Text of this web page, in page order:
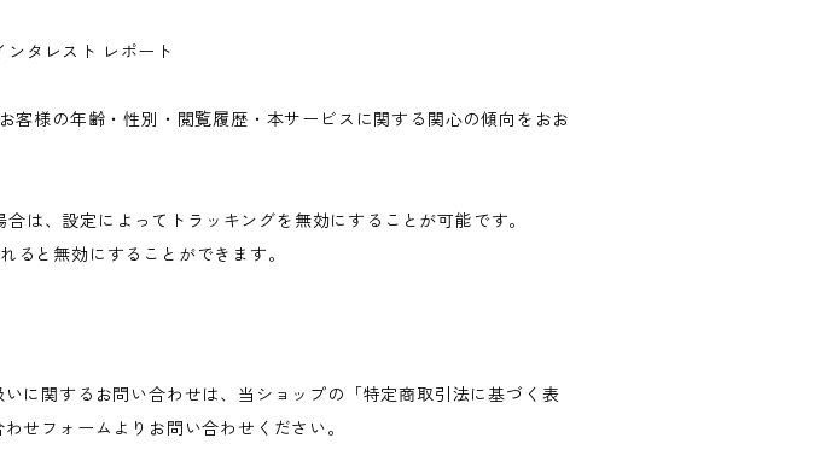
タレスト レポート
様の年齢・性別・閲覧履歴・本サービスに関する関心の傾向をおお
は、設定によってトラッキングを無効にすることが可能です。
と無効にすることができます。
に関するお問い合わせは、当ショップの「特定商取引法に基づく表
せフォームよりお問い合わせください。